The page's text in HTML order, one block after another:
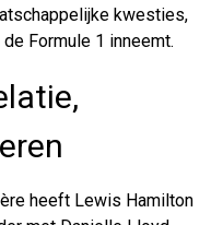
kwesties,
Formule 1 inneemt.
heeft Lewis Hamilton